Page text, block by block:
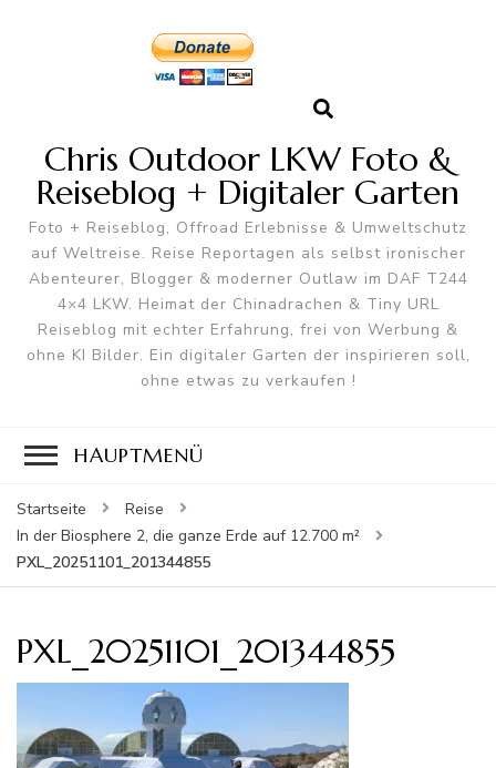
Chris Outdoor LKW Foto &
Reiseblog + Digitaler Garten
Foto + Reiseblog, Offroad Erlebnisse & Umweltschutz
auf Weltreise. Reise Reportagen als selbst ironischer
Abenteurer, Blogger & moderner Outlaw im DAF T244
4×4 LKW. Heimat der Chinadrachen & Tiny URL
Reiseblog mit echter Erfahrung, frei von Werbung &
ohne KI Bilder. Ein digitaler Garten der inspirieren soll,
ohne etwas zu verkaufen !
HAUPTMENÜ
Startseite
Reise
In der Biosphere 2, die ganze Erde auf 12.700 m²
PXL_20251101_201344855
PXL_20251101_201344855